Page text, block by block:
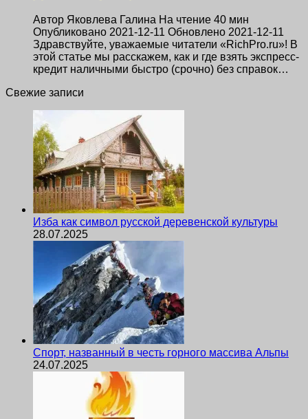
Автор Яковлева Галина На чтение 40 мин
Опубликовано 2021-12-11 Обновлено 2021-12-11
Здравствуйте, уважаемые читатели «RichPro.ru»! В
этой статье мы расскажем, как и где взять экспресс-
кредит наличными быстро (срочно) без справок…
Свежие записи
Изба как символ русской деревенской культуры
28.07.2025
Спорт, названный в честь горного массива Альпы
24.07.2025